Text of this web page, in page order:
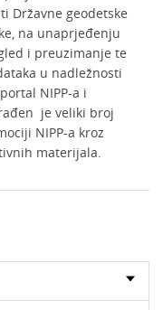
Državne geodetske
na unaprjeđenju
i preuzimanje te
u nadležnosti
NIPP-a i
je veliki broj
NIPP-a kroz
materijala.